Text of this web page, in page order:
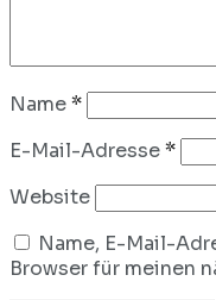
Name*
E-Mail-Adresse*
Website
Name, E-Mail-
Browser für meinen